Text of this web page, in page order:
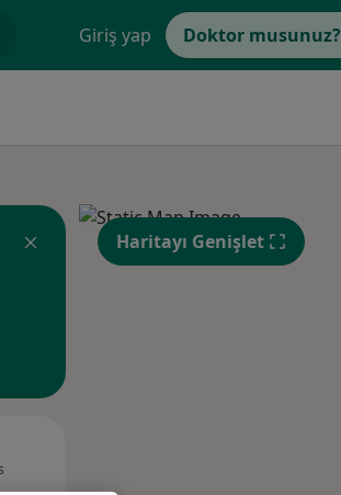
Giriş yap Doktor musunuz?
Haritayı Genişlet